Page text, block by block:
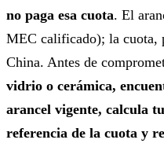
no paga esa cuota. El
MEC calificado); la cuota,
China. Antes de
vidrio o cerámica,
arancel vigente, calcula
referencia de la cuota y